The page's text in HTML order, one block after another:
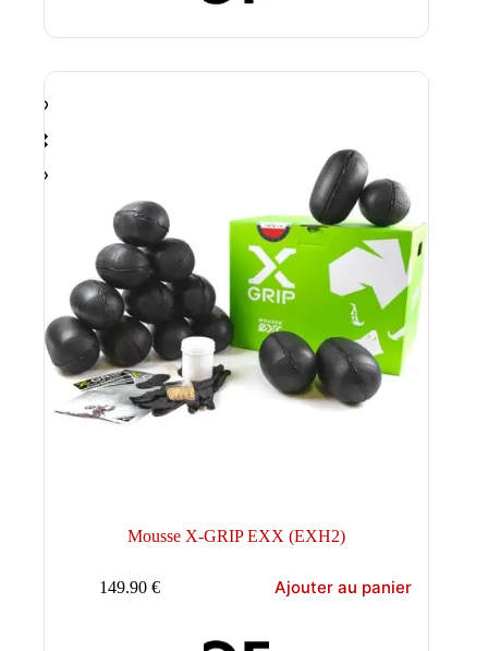
Mousse X-GRIP EXX (EXH2)
149.90€ Ajouter au panier